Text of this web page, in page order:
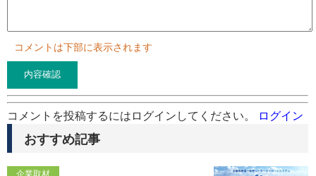
コメントは下部に表示されます
コメントを投稿するにはログインしてください。 ログイン
おすすめ記事
企業取材